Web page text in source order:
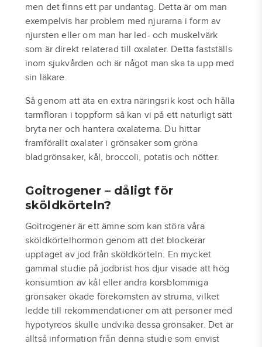
men det finns ett par undantag. Detta är om man
exempelvis har problem med njurarna i form av
njursten eller om man har led- och muskelvärk
som är direkt relaterad till oxalater. Detta fastställs
inom sjukvården och är något man ska ta upp med
sin läkare.
Så genom att äta en extra näringsrik kost och hålla
tarmfloran i toppform så kan vi på ett naturligt sätt
bryta ner och hantera oxalaterna. Du hittar
framförallt oxalater i grönsaker som gröna
bladgrönsaker, kål, broccoli, potatis och nötter.
Goitrogener – dåligt för
sköldkörteln?
Goitrogener är ett ämne som kan störa våra
sköldkörtelhormon genom att det blockerar
upptaget av jod från sköldkörteln. En mycket
gammal studie på jodbrist hos djur visade att hög
konsumtion av kål eller andra korsblommiga
grönsaker ökade förekomsten av struma, vilket
ledde till rekommendationer om att personer med
hypotyreos skulle undvika dessa grönsaker. Det är
alltså information från denna studie som envist